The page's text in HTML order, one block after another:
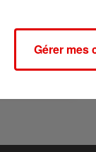
le15 Nov.
Gérer mes